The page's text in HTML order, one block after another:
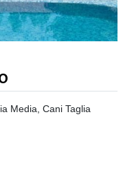
Media, Cani Taglia